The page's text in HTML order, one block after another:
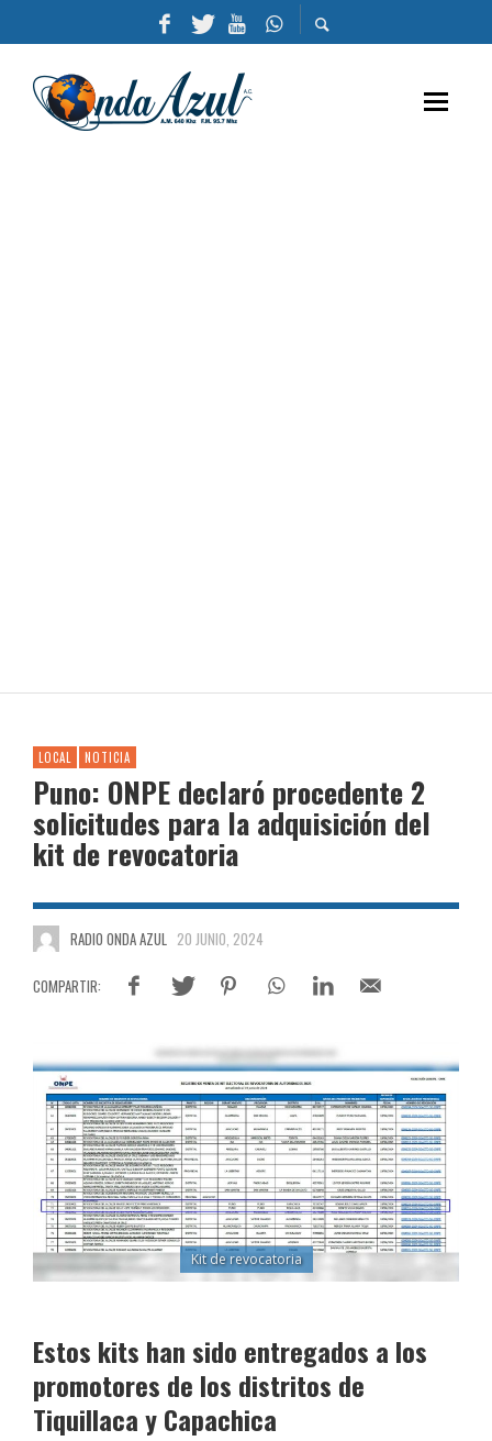
LOCAL NOTICIA
Puno: ONPE declaró procedente 2
solicitudes para la adquisición del
kit de revocatoria
RADIO ONDA AZUL 20 JUNIO, 2024
Kit de revocatoria
Estos kits han sido entregados a los
promotores de los distritos de
Tiquillaca y Capachica